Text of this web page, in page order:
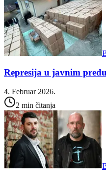
Represija u javnim
4. Februar 2026.
2 min čitanja